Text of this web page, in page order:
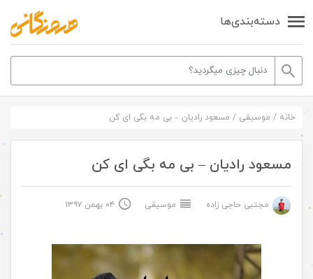
دسته‌بندی‌ها
خانه / موسیقی / مسعود رادیان – بی مه بگی ای کن
مسعود رادیان – بی مه بگی ای کن
مجتبی حاجی زاده موسیقی ۰۴ بهمن ۱۳۹۷